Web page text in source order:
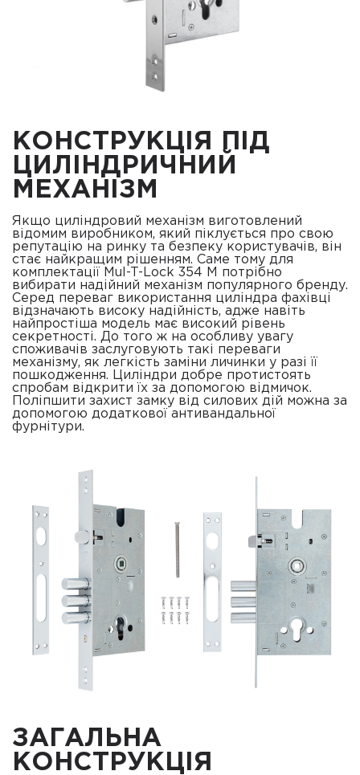
КОНСТРУКЦІЯ ПІД
ЦИЛІНДРИЧНИЙ
МЕХАНІЗМ
Якщо циліндровий механізм виготовлений
відомим виробником, який піклується про свою
репутацію на ринку та безпеку користувачів, він
стає найкращим рішенням. Саме тому для
комплектації Mul-T-Lock 354 M потрібно
вибирати надійний механізм популярного бренду.
Серед переваг використання циліндра фахівці
відзначають високу надійність, адже навіть
найпростіша модель має високий рівень
секретності. До того ж на особливу увагу
споживачів заслуговують такі переваги
механізму, як легкість заміни личинки у разі її
пошкодження. Циліндри добре протистоять
спробам відкрити їх за допомогою відмичок.
Поліпшити захист замку від силових дій можна за
допомогою додаткової антивандальної
фурнітури.
ЗАГАЛЬНА
КОНСТРУКЦІЯ